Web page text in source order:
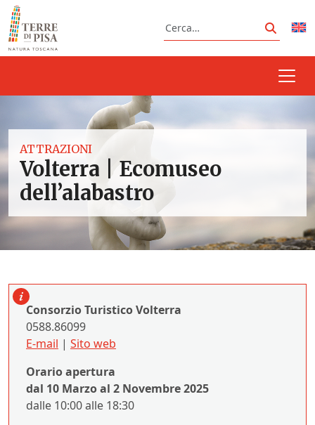
Vai al contenuto
Cerca
Cerca
ATTRAZIONI
Volterra | Ecomuseo
dell’alabastro
Consorzio Turistico Volterra
0588.86099
E-mail | Sito web
Orario apertura
dal 10 Marzo al 2 Novembre 2025
dalle 10:00 alle 18:30